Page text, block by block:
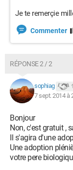
Je te remerçie
Commenter
RÉPONSE 2 / 2
sophiag
7 sept. 2014 à
Bonjour
Non, c'est gratuit ,
Il s'agira d'une
Une adoption
votre pere